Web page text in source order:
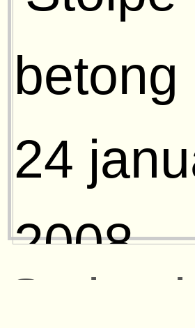
Stolpe i